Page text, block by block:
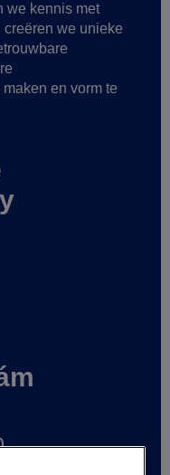
we kennis met
creëren we unieke
en vorm te